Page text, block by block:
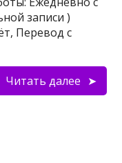
записи )
Перевод с
Читать далее